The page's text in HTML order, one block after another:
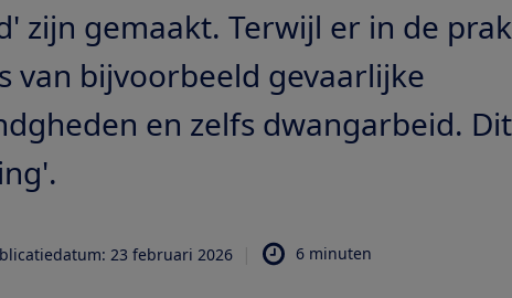
zijn gemaakt. Terwijl er in de
van bijvoorbeeld gevaarlijke
en zelfs dwangarbeid.
23 februari 2026 6 minuten